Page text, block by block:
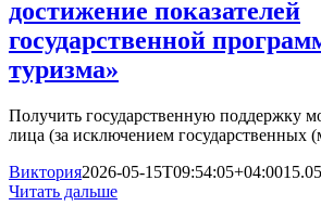
достижение показателей
государственной
туризма»
Получить государственную поддержку
лица (за исключением
Виктория2026-05-15T09:54:05+04:00
Читать дальше